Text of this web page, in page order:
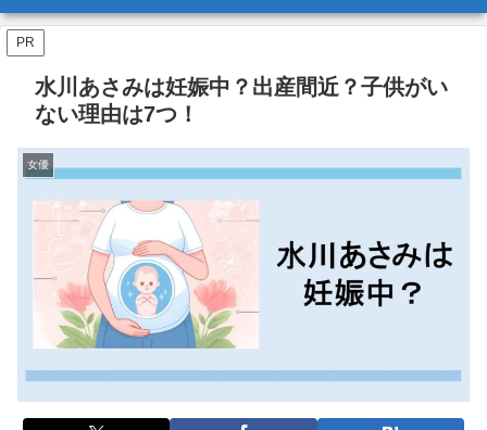
PR
水川あさみは妊娠中？出産間近？子供がい
ない理由は7つ！
女優